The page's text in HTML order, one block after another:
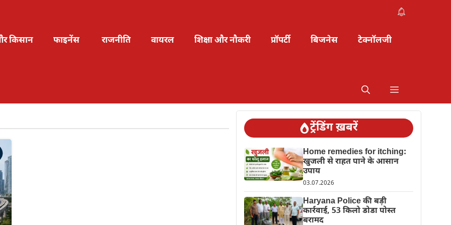
किसान फाइनेंस राजनीति वायरल शिक्षा और नौकरी प्रॉपर्टी बिजनेस टेक्नॉलजी
ट्रेंडिंग ख़बरें
Home remedies for itching:
खुजली से राहत पाने के आसान
उपाय
03.07.2026
Haryana Police की बड़ी
कार्रवाई, 53 किलो डोडा पोस्त
बरामद